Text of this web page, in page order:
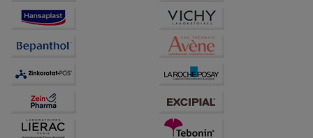
betreiben.
Statistik & Tracking:
Hierüber lassen sich
Informationen über die Art und Weise der Nutzung
unserer Website sammeln, mit deren Hilfe wir unsere
Website weiter für Sie optimieren können, den Inhalt
auf unserer Website aber auch die Werbung auf
Drittseiten möglichst relevant für Sie zu gestalten.
Bitte beachten Sie, dass Daten hierfür teilweise an
Dritte wie z.B. Google oder soziale Medien